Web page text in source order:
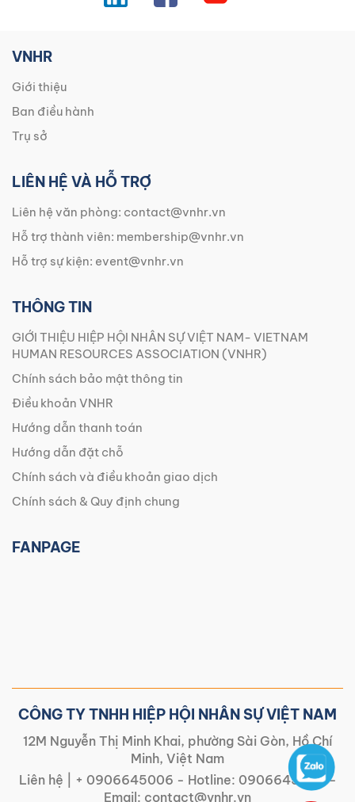
VNHR
Giới thiệu
Ban điều hành
Trụ sở
LIÊN HỆ VÀ HỖ TRỢ
Liên hệ văn phòng: contact@vnhr.vn
Hỗ trợ thành viên: membership@vnhr.vn
Hỗ trợ sự kiện: event@vnhr.vn
THÔNG TIN
GIỚI THIỆU HIỆP HỘI NHÂN SỰ VIỆT NAM- VIETNAM
HUMAN RESOURCES ASSOCIATION (VNHR)
Chính sách bảo mật thông tin
Điều khoản VNHR
Hướng dẫn thanh toán
Hướng dẫn đặt chỗ
Chính sách và điều khoản giao dịch
Chính sách & Quy định chung
FANPAGE
CÔNG TY TNHH HIỆP HỘI NHÂN SỰ VIỆT NAM
12M Nguyễn Thị Minh Khai, phường Sài Gòn, Hồ Chí
Minh, Việt Nam
Liên hệ |
+ 0906645006 - Hotline: 0906645006-
Email: contact@vnhr.vn